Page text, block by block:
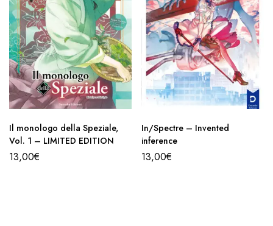
Il monologo della Speziale,
Vol. 1 – LIMITED EDITION
13,00€
In/Spectre – Invented
inference
13,00€